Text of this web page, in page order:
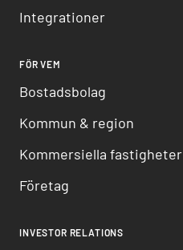
Integrationer
FÖR VEM
Bostadsbolag
Kommun & region
Kommersiella fastigheter
Företag
INVESTOR RELATIONS